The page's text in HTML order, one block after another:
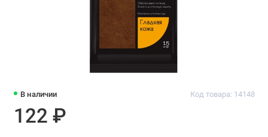
В наличии Код товара: 14148
122 ₽